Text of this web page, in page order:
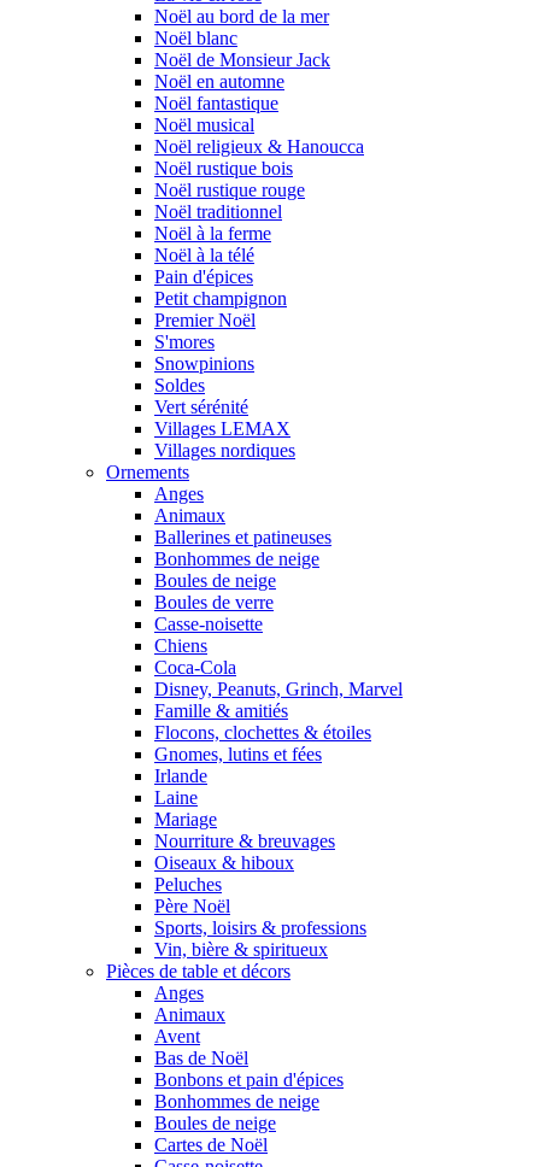
Noël au bord de la mer
Noël blanc
Noël de Monsieur Jack
Noël en automne
Noël fantastique
Noël musical
Noël religieux & Hanoucca
Noël rustique bois
Noël rustique rouge
Noël traditionnel
Noël à la ferme
Noël à la télé
Pain d'épices
Petit champignon
Premier Noël
S'mores
Snowpinions
Soldes
Vert sérénité
Villages LEMAX
Villages nordiques
Ornements
Anges
Animaux
Ballerines et patineuses
Bonhommes de neige
Boules de neige
Boules de verre
Casse-noisette
Chiens
Coca-Cola
Disney, Peanuts, Grinch, Marvel
Famille & amitiés
Flocons, clochettes & étoiles
Gnomes, lutins et fées
Irlande
Laine
Mariage
Nourriture & breuvages
Oiseaux & hiboux
Peluches
Père Noël
Sports, loisirs & professions
Vin, bière & spiritueux
Pièces de table et décors
Anges
Animaux
Avent
Bas de Noël
Bonbons et pain d'épices
Bonhommes de neige
Boules de neige
Cartes de Noël